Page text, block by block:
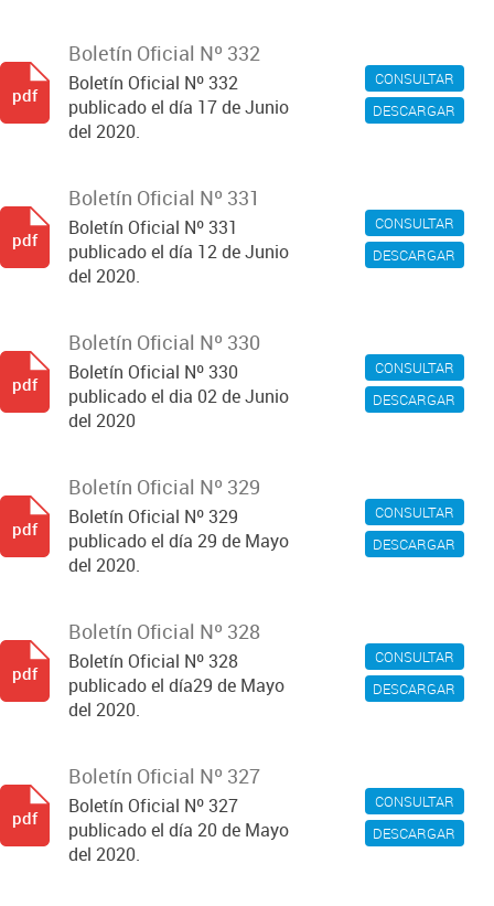
CONSULTAR
DESCARGAR
Boletín Oficial Nº 332
Boletín Oficial Nº 332
publicado el día 17 de Junio
del 2020.
pdf
CONSULTAR
DESCARGAR
Boletín Oficial Nº 331
Boletín Oficial Nº 331
publicado el día 12 de Junio
del 2020.
pdf
CONSULTAR
DESCARGAR
Boletín Oficial Nº 330
Boletín Oficial Nº 330
publicado el dia 02 de Junio
del 2020
pdf
CONSULTAR
DESCARGAR
Boletín Oficial Nº 329
Boletín Oficial Nº 329
publicado el día 29 de Mayo
del 2020.
pdf
CONSULTAR
DESCARGAR
Boletín Oficial Nº 328
Boletín Oficial Nº 328
publicado el día29 de Mayo
del 2020.
pdf
CONSULTAR
DESCARGAR
Boletín Oficial Nº 327
Boletín Oficial Nº 327
publicado el día 20 de Mayo
del 2020.
pdf